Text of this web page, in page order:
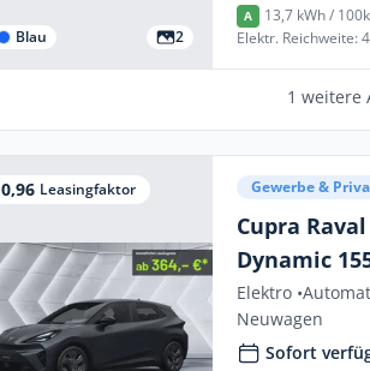
Blau 2
A 13,7 kWh /
Elektr. Reichweite:
1 weitere
0,96 Leasingfaktor Gewerbe &
Cupra
Dynamic
Elektro •
Neuwagen
Sofort